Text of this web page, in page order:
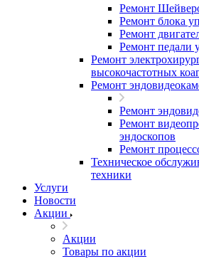
Ремонт
Ремонт блока
Ремонт
Ремонт педали
Ремонт
высокочастотных
Ремонт
Ремонт
Ремонт
эндоскопов
Ремонт
Техническое
техники
Услуги
Новости
Акции
Акции
Товары по акции